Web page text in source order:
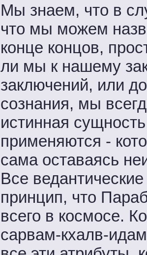
Мы знаем, что в
что мы можем
конце концов,
ли мы к нашему
заключений, или
сознания, мы
истинная
применяются -
сама оставаясь
Все
принцип, что
всего в космосе.
сарвам-кхалв-